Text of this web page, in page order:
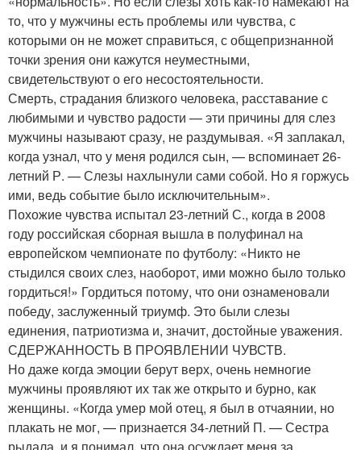
то, что у мужчины есть проблемы или чувства, с
которыми он не может справиться, с общепризнанной
точки зрения они кажутся неуместными,
свидетельствуют о его несостоятельности.
Смерть, страдания близкого человека, расставание с
любимыми и чувство радости — эти причины для слез
мужчины называют сразу, не раздумывая. «Я заплакал,
когда узнал, что у меня родился сын, — вспоминает 26-
летний Р. — Слезы нахлынули сами собой. Но я горжусь
ими, ведь событие было исключительным».
Похожие чувства испытал 23-летний С., когда в 2008
году российская сборная вышла в полуфинал на
европейском чемпионате по футболу: «Никто не
стыдился своих слез, наоборот, ими можно было только
гордиться!» Гордиться потому, что они ознаменовали
победу, заслуженный триумф. Это были слезы
единения, патриотизма и, значит, достойные уважения.
СДЕРЖАННОСТЬ В ПРОЯВЛЕНИИ ЧУВСТВ.
Но даже когда эмоции берут верх, очень немногие
мужчины проявляют их так же открыто и бурно, как
женщины. «Когда умер мой отец, я был в отчаянии, но
плакать не мог, — признается 34-летний П. — Сестра